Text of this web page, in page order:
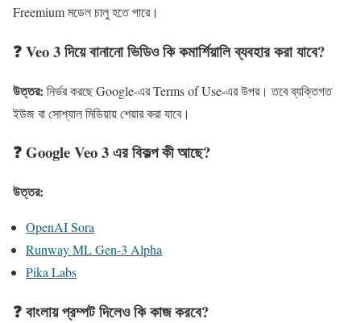
Freemium মডেল চালু হতে পারে।
❓ Veo 3 দিয়ে বানানো ভিডিও কি কমার্শিয়ালি ব্যবহার করা যাবে?
উত্তর: নির্ভর করছে Google-এর Terms of Use-এর উপর। তবে ব্যক্তিগত
ইউজ বা সোশ্যাল মিডিয়ায় শেয়ার করা যাবে।
❓ Google Veo 3 এর বিকল্প কী আছে?
উত্তর:
OpenAI Sora
Runway ML Gen-3 Alpha
Pika Labs
❓ বাংলায় প্রম্পট দিলেও কি কাজ করবে?